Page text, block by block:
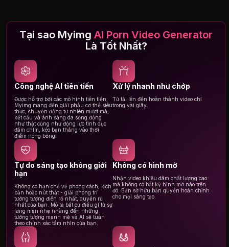
Tại sao Myimg AI Porn Video Generator
Là Tốt Nhất?
Công nghệ AI tiên tiến
Được hỗ trợ bởi các mô hình tiên tiến,
Myimg mang đến giải phẫu cơ thể siêu
thực, chuyển động tự nhiên mượt mà,
kết cấu và ánh sáng da sống động
như thật cũng như động lực tình dục
đắm chìm, kéo bạn thẳng vào thời
điểm nóng bỏng.
Xử lý nhanh như chớp
Từ tải lên đến hoàn thành video chỉ
trong vài giây.
Tự do sáng tạo không giới
hạn
Không có hạn chế về phong cách, kịch
bản hoặc nút thắt - giải phóng trí
tưởng tượng điên rồ nhất, quyến rũ
nhất của bạn. Mô tả bất cứ điều gì từ sự
lãng mạn nhẹ nhàng đến những
tưởng tượng mạnh mẽ và AI sẽ tuân
theo chính xác tầm nhìn của bạn.
Không có hình mờ
Nhận video khiêu dâm chất lượng cao
mà không có bất kỳ hình mờ nào trên
đó. Bạn sở hữu bản quyền hoàn chỉnh
cho mọi sáng tạo.